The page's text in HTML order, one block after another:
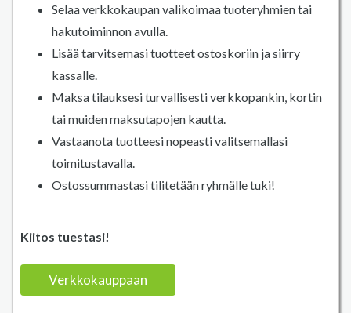
Selaa verkkokaupan valikoimaa tuoteryhmien tai
hakutoiminnon avulla.
Lisää tarvitsemasi tuotteet ostoskoriin ja siirry
kassalle.
Maksa tilauksesi turvallisesti verkkopankin, kortin
tai muiden maksutapojen kautta.
Vastaanota tuotteesi nopeasti valitsemallasi
toimitustavalla.
Ostossummastasi tilitetään ryhmälle tuki!
Kiitos tuestasi!
Verkkokauppaan